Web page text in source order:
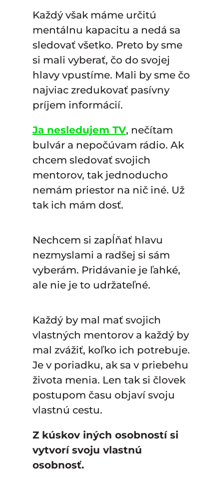
Každý však máme určitú
mentálnu kapacitu a nedá sa
sledovať všetko. Preto by sme
si mali vyberať, čo do svojej
hlavy vpustíme. Mali by sme čo
najviac zredukovať pasívny
príjem informácií.
Ja nesledujem TV, nečítam
bulvár a nepočúvam rádio. Ak
chcem sledovať svojich
mentorov, tak jednoducho
nemám priestor na nič iné. Už
tak ich mám dosť.
Nechcem si zapĺňať hlavu
nezmyslami a radšej si sám
vyberám. Pridávanie je ľahké,
ale nie je to udržateľné.
Každý by mal mať svojich
vlastných mentorov a každý by
mal zvážiť, koľko ich potrebuje.
Je v poriadku, ak sa v priebehu
života menia. Len tak si človek
postupom času objaví svoju
vlastnú cestu.
Z kúskov iných osobností si
vytvorí svoju vlastnú
osobnosť.